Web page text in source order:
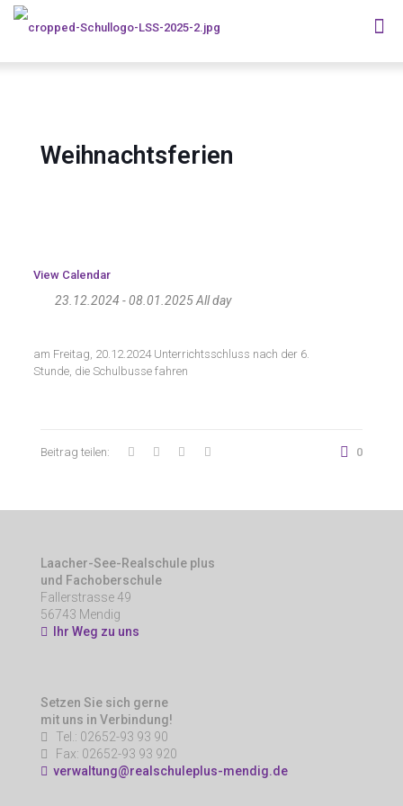
Weihnachtsferien
View Calendar
23.12.2024 - 08.01.2025 All day
am Freitag, 20.12.2024 Unterrichtsschluss nach der 6.
Stunde, die Schulbusse fahren
Beitrag teilen: 0
Laacher-See-Realschule plus
und Fachoberschule
Fallerstrasse 49
56743 Mendig
Ihr Weg zu uns
Setzen Sie sich gerne
mit uns in Verbindung!
Tel.: 02652-93 93 90
Fax: 02652-93 93 920
verwaltung@realschuleplus-mendig.de